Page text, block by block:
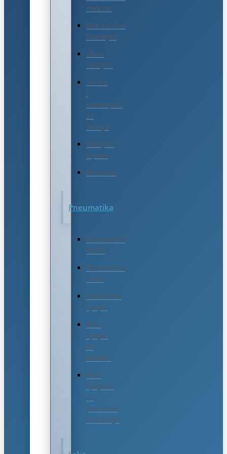
makaze
Hidraulične
hvataljke
Vibro
nabijači
Svrdla
i
rovokopači
za
zemlju
Nabijači
šipova
Drobilice
Pneumatika
Pneumatski
čekići
Tankozidna
creva
Kandžaste
spojke
Brze
spojke
za
vazduh
Brze
spojnice
za
procesnu
industriju